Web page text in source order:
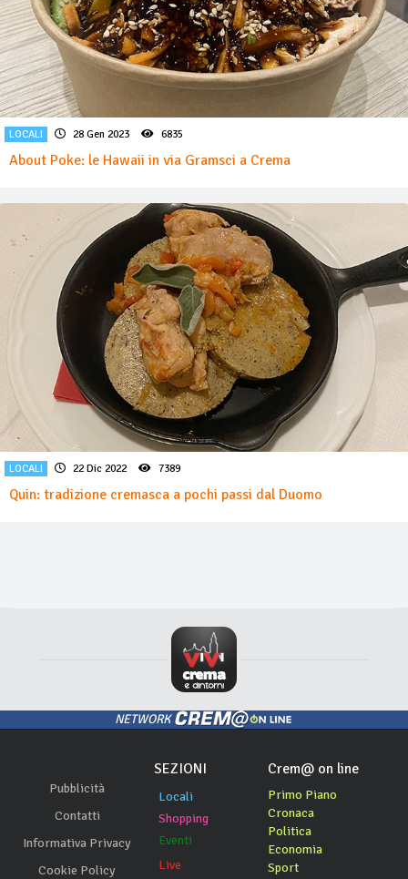
LOCALI 28 Gen 2023 6835
About Poke: le Hawaii in via Gramsci a Crema
LOCALI 22 Dic 2022 7389
Quin: tradizione cremasca a pochi passi dal Duomo
NETWORK
Pubblicità
Contatti
Informativa Privacy
Cookie Policy
SEZIONI
Locali
Shopping
Eventi
Live
Crem@ on line
Primo Piano
Cronaca
Politica
Economia
Sport